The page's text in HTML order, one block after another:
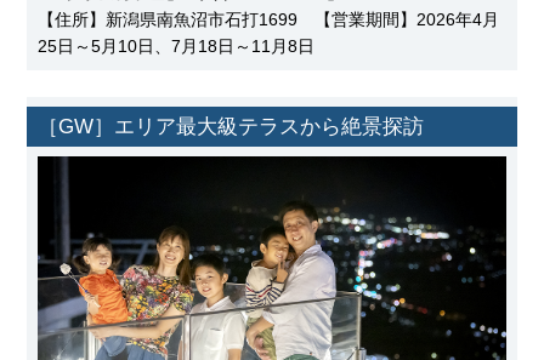
【住所】新潟県南魚沼市石打1699 【営業期間】2026年4月
25日～5月10日、7月18日～11月8日
［GW］エリア最大級テラスから絶景探訪